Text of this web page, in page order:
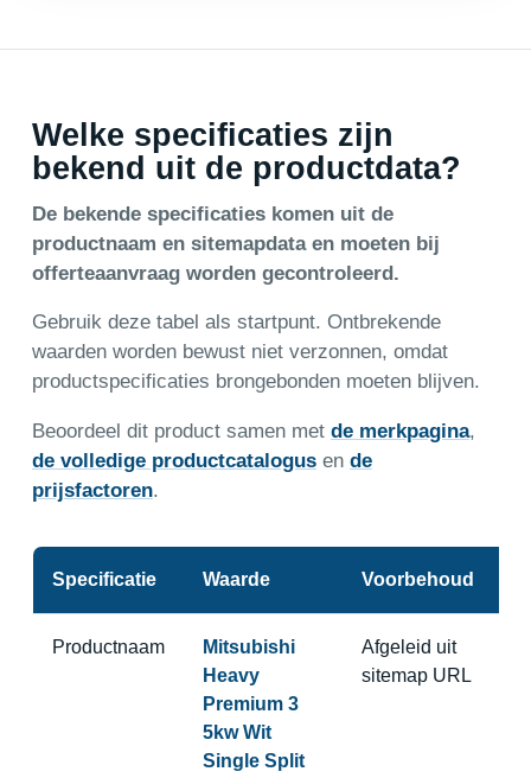
Welke specificaties zijn
bekend uit de productdata?
De bekende specificaties komen uit de
productnaam en sitemapdata en moeten bij
offerteaanvraag worden gecontroleerd.
Gebruik deze tabel als startpunt. Ontbrekende
waarden worden bewust niet verzonnen, omdat
productspecificaties brongebonden moeten blijven.
Beoordeel dit product samen met de merkpagina,
de volledige productcatalogusen de
prijsfactoren.
Specificatie Waarde Voorbehoud
Productnaam
Mitsubishi
Heavy
Premium 3
5kw Wit
Single Split
Afgeleid uit
sitemap URL